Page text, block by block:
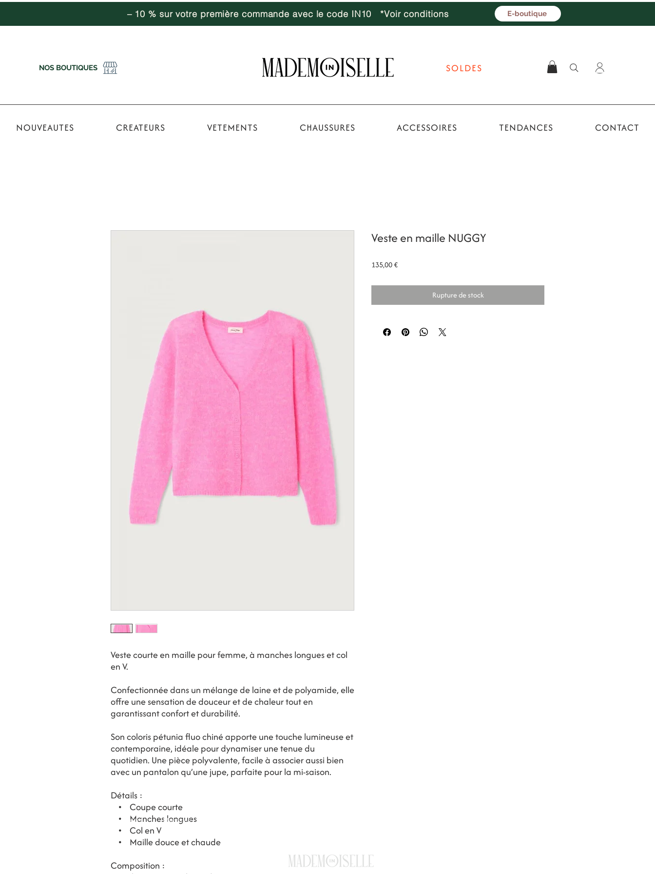
– 10 % sur votre première commande avec le code IN10 *Voir conditions E-boutique
NOS BOUTIQUES SOLDES
NOUVEAUTES CREATEURS VETEMENTS CHAUSSURES ACCESSOIRES TENDANCES CONTACT
Veste courte en maille pour femme, à manches longues et col
en V.
Confectionnée dans un mélange de laine et de polyamide, elle
offre une sensation de douceur et de chaleur tout en
garantissant confort et durabilité.
Son coloris pétunia fluo chiné apporte une touche lumineuse et
contemporaine, idéale pour dynamiser une tenue du
quotidien. Une pièce polyvalente, facile à associer aussi bien
avec un pantalon qu’une jupe, parfaite pour la mi-saison.
Détails :
• Coupe courte
• Manches longues
• Col en V
• Maille douce et chaude
Composition :
Veste en maille NUGGY
135,00 €Prix
Rupture de stock
Contact Magasins